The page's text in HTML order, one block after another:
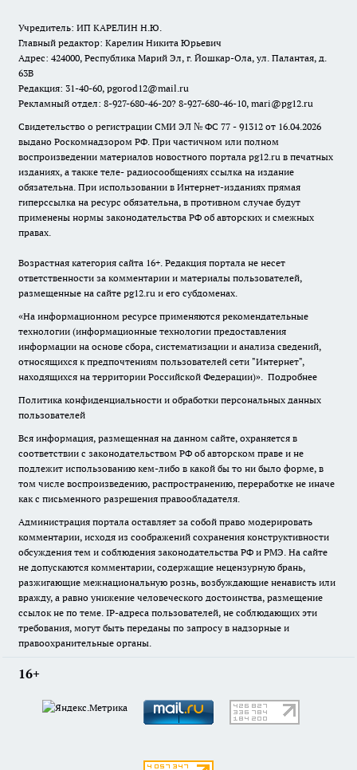
Учредитель: ИП КАРЕЛИН Н.Ю.
Главный редактор: Карелин Никита Юрьевич
Адрес: 424000, Республика Марий Эл, г. Йошкар-Ола, ул. Палантая, д.
63В
Редакция: 31-40-60, pgorod12@mail.ru
Рекламный отдел: 8-927-680-46-20? 8-927-680-46-10, mari@pg12.ru
Свидетельство о регистрации СМИ ЭЛ № ФС 77 - 91312 от 16.04.2026
выдано Роскомнадзором РФ. При частичном или полном
воспроизведении материалов новостного портала pg12.ru в печатных
изданиях, а также теле- радиосообщениях ссылка на издание
обязательна. При использовании в Интернет-изданиях прямая
гиперссылка на ресурс обязательна, в противном случае будут
применены нормы законодательства РФ об авторских и смежных
правах.
Возрастная категория сайта 16+. Редакция портала не несет
ответственности за комментарии и материалы пользователей,
размещенные на сайте pg12.ru и его субдоменах.
«На информационном ресурсе применяются рекомендательные
технологии (информационные технологии предоставления
информации на основе сбора, систематизации и анализа сведений,
относящихся к предпочтениям пользователей сети "Интернет",
находящихся на территории Российской Федерации)». Подробнее
Политика конфиденциальности и обработки персональных данных
пользователей
Вся информация, размещенная на данном сайте, охраняется в
соответствии с законодательством РФ об авторском праве и не
подлежит использованию кем-либо в какой бы то ни было форме, в
том числе воспроизведению, распространению, переработке не иначе
как с письменного разрешения правообладателя.
Администрация портала оставляет за собой право модерировать
комментарии, исходя из соображений сохранения конструктивности
обсуждения тем и соблюдения законодательства РФ и РМЭ. На сайте
не допускаются комментарии, содержащие нецензурную брань,
разжигающие межнациональную рознь, возбуждающие ненависть или
вражду, а равно унижение человеческого достоинства, размещение
ссылок не по теме. IP-адреса пользователей, не соблюдающих эти
требования, могут быть переданы по запросу в надзорные и
правоохранительные органы.
16+